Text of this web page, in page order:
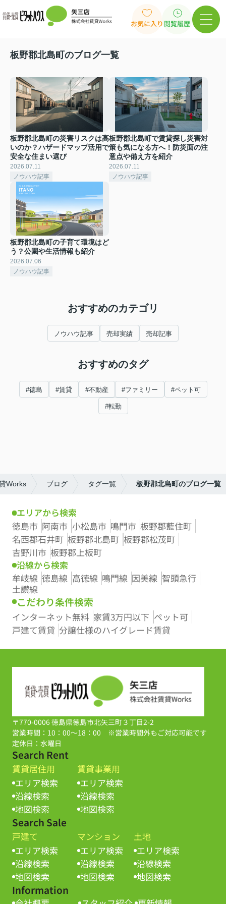
お気に入り 閲覧履歴
板野郡北島町のブログ一覧
板野郡北島町の災害リスクは高
いのか？ハザードマップ活用で
安全な住まい選び
2026.07.11
ノウハウ記事
板野郡北島町で賃貸探し災害対
策も気になる方へ！防災面の注
意点や備え方を紹介
2026.07.11
ノウハウ記事
板野郡北島町の子育て環境はど
う？公園や生活情報も紹介
2026.07.06
ノウハウ記事
おすすめのカテゴリ
ノウハウ記事 売却実績 売却記事
おすすめのタグ
#徳島 #賃貸 #不動産 #ファミリー #ペット可
#転勤
Works ブログ タグ一覧 板野郡北島町のブログ一覧
エリアから検索
徳島市 阿南市 小松島市 鳴門市 板野郡藍住町
名西郡石井町 板野郡北島町 板野郡松茂町
吉野川市 板野郡上板町
沿線から検索
牟岐線 徳島線 高徳線 鳴門線 因美線 智頭急行
土讃線
こだわり条件検索
インターネット無料 家賃3万円以下 ペット可
戸建て賃貸 分譲仕様のハイグレード賃貸
〒770-0006 徳島県徳島市北矢三町３丁目2-2
営業時間：10：00～18：00 ※営業時間外もご対応可能です
定休日：水曜日
Search Rent
賃貸居住用
エリア検索
沿線検索
地図検索
賃貸事業用
エリア検索
沿線検索
地図検索
Search Sale
戸建て
エリア検索
沿線検索
地図検索
マンション
エリア検索
沿線検索
地図検索
土地
エリア検索
沿線検索
地図検索
Information